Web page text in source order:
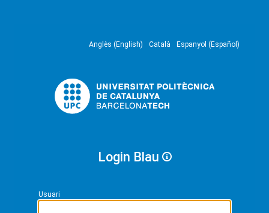
Anglès (English) Català Espanyol (Español)
Login Blau
Usuari